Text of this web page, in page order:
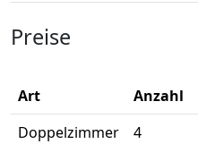
Preise
Art Anzahl
Doppelzimmer
4